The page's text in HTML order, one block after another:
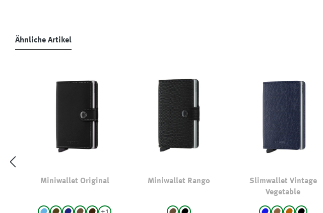
Ähnliche Artikel
Miniwallet Original
+1
Miniwallet Rango
Slimwallet Vintage
Vegetable